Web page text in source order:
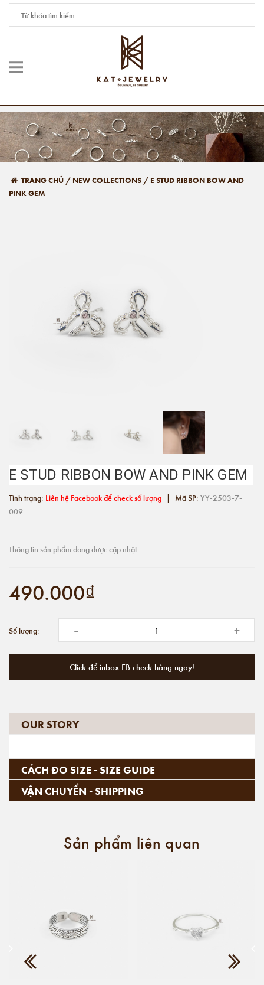
TRANG CHỦ / NEW COLLECTIONS / E STUD RIBBON BOW AND
PINK GEM
E STUD RIBBON BOW AND PINK GEM
Tình trạng: Liên hệ Facebook để check số lượng | Mã SP: YY-2503-7-
009
Thông tin sản phẩm đang được cập nhật.
490.000₫
Số lượng: - +
Click để inbox FB check hàng ngay!
OUR STORY
CÁCH ĐO SIZE - SIZE GUIDE
VẬN CHUYỂN - SHIPPING
Sản phẩm liên quan